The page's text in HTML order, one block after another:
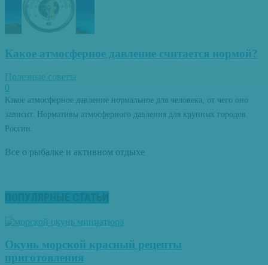
Какое атмосферное давление считается нормой?
Полезные советы
0
Какое атмосферное давление нормальное для человека, от чего оно
зависит. Нормативы атмосферного давления для крупных городов
России.
Все о рыбалке и активном отдыхе
ПОПУЛЯРНЫЕ СТАТЬИ
Окунь морской красный рецепты
приготовления